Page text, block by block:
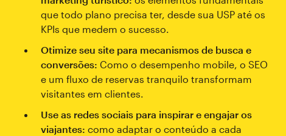
que todo plano precisa ter, desde sua USP até os
KPIs que medem o sucesso.
Otimize seu site para mecanismos de busca e
conversões: Como o desempenho mobile, o SEO
e um fluxo de reservas tranquilo transformam
visitantes em clientes.
Use as redes sociais para inspirar e engajar os
viajantes: como adaptar o conteúdo a cada